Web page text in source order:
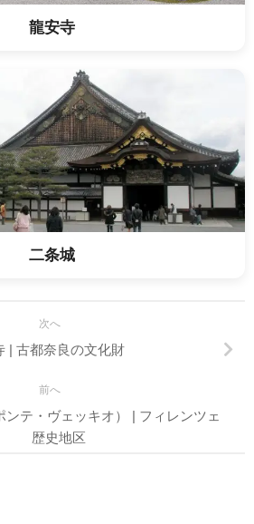
龍安寺
二条城
次へ
| 古都奈良の文化財
前へ
ンテ・ヴェッキオ） | フィレンツェ
歴史地区